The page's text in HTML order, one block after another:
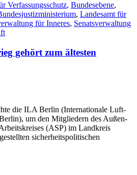
Verfassungsschutz, Bundesebene,
, Landesamt für
für Inneres, Senatsverwaltung
gehört zum ältesten
die ILA Berlin (Internationale Luft-
um den Mitgliedern des Außen-
(ASP) im Landkreis
sicherheitspolitischen